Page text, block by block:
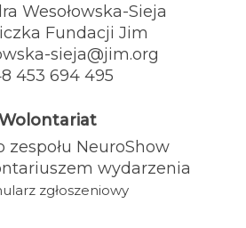
Wesołowska-Sieja
Fundacji Jim
sieja@jim.org
453 694 495
zespołu NeuroShow
wydarzenia
zgłoszeniowy